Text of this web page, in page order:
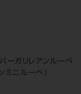
ーガリレアンルーペ
ニルーペ）